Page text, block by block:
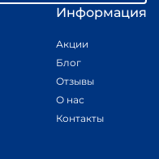
Информация
Акции
Блог
Отзывы
О нас
Контакты